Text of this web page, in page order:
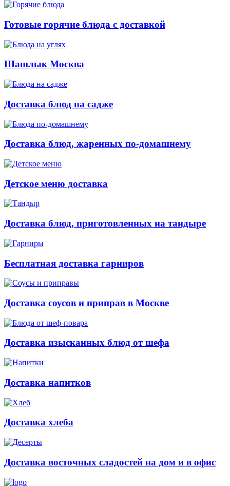
Готовые горячие блюда с доставкой
Шашлык Москва
Доставка блюд на садже
Доставка блюд, жаренных по-домашнему
Детское меню доставка
Доставка блюд, приготовленных на тандыре
Бесплатная доставка гарниров
Доставка соусов и приправ в Москве
Доставка изысканных блюд от шефа
Доставка напитков
Доставка хлеба
Доставка восточных сладостей на дом и в офис